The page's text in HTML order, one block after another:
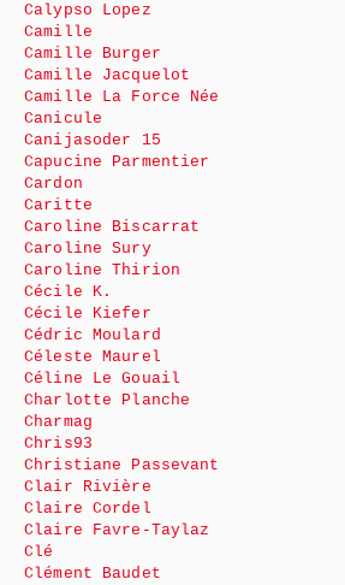
Calypso Lopez
Camille
Camille Burger
Camille Jacquelot
Camille La Force Née
Canicule
Canijasoder 15
Capucine Parmentier
Cardon
Caritte
Caroline Biscarrat
Caroline Sury
Caroline Thirion
Cécile K.
Cécile Kiefer
Cédric Moulard
Céleste Maurel
Céline Le Gouail
Charlotte Planche
Charmag
Chris93
Christiane Passevant
Clair Rivière
Claire Cordel
Claire Favre-Taylaz
Clé
Clément Baudet